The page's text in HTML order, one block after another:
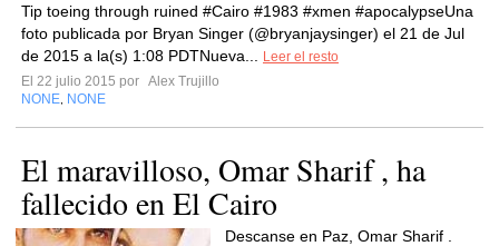
Tip toeing through ruined #Cairo #1983 #xmen #apocalypseUna
foto publicada por Bryan Singer (@bryanjaysinger) el 21 de Jul
de 2015 a la(s) 1:08 PDTNueva...
Leer el resto
El 22 julio 2015 por Alex Trujillo
NONE NONE
El maravilloso, Omar Sharif , ha
fallecido en El Cairo
Descanse en Paz, Omar Sharif .